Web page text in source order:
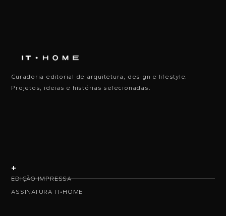
Curadoria editorial de arquitetura, design e lifestyle.
Projetos, ideias e histórias selecionadas.
+
EDIÇÃO IMPRESSA
ASSINATURA IT•HOME